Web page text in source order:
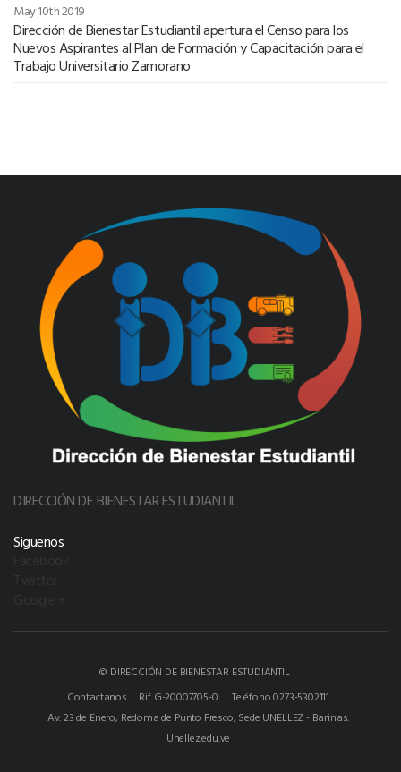
May 10th 2019
Dirección de Bienestar Estudiantil apertura el Censo para los
Nuevos Aspirantes al Plan de Formación y Capacitación para el
Trabajo Universitario Zamorano
DIRECCIÓN DE BIENESTAR ESTUDIANTIL
Siguenos
© DIRECCIÓN DE BIENESTAR ESTUDIANTIL
Contactanos
Rif G-20007705-0.
Teléfono 0273-5302111
Av. 23 de Enero, Redoma de Punto Fresco, Sede UNELLEZ - Barinas.
Unellez.edu.ve